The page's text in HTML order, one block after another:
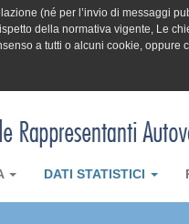
(né per l’invio di messaggi
della normativa vigente, Le
a tutti o alcuni cookie,
DATI STATISTICI